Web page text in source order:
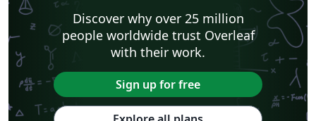
Discover why over 25 million
people worldwide trust Overleaf
with their work.
Sign up for free